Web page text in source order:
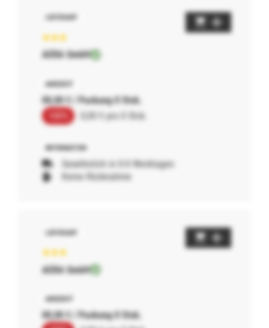
AERA GmbH
00,00 € / Packung 0 Stck.
0,00 € pro 0 Stck.
Gewöhnlich in 0-0 Werktagen
Keine Rücknahme
AERA GmbH
00,00 € / Packung 0 Stck.